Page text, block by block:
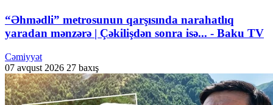
“Əhmədli” metrosunun qarşısında narahatlıq
yaradan mənzərə | Çəkilişdən sonra isə... - Baku TV
Cəmiyyət
07 avqust 2026 27 baxış